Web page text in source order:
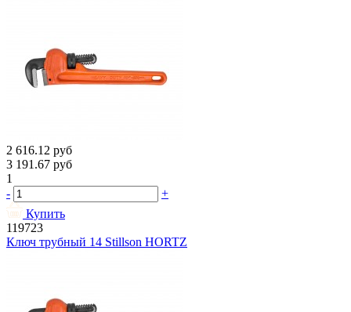
2 616.12 руб
3 191.67 руб
1
-
+
Купить
119723
Ключ трубный 14 Stillson HORTZ